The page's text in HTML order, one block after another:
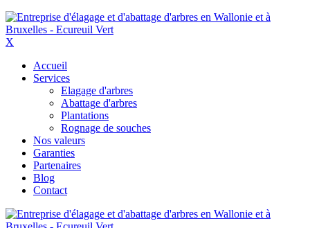
X
Accueil
Services
Elagage d'arbres
Abattage d'arbres
Plantations
Rognage de souches
Nos valeurs
Garanties
Partenaires
Blog
Contact